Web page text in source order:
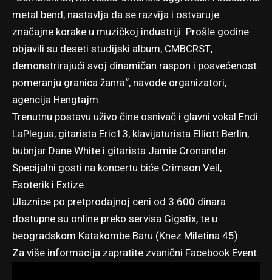
metal bend, nastavlja da se razvija i ostvaruje
značajne korake u muzičkoj industriji. Prošle godine
objavili su deseti studijski album, CMBCRST,
demonstrirajući svoj dinamičan raspon i posvećenost
pomeranju granica žanra“, navode organizatori,
agencija Hengtajm.
Trenutnu postavu uživo čine osnivač i glavni vokal Endi
LaPlegua, gitarista Eric13, klavijaturista Elliott Berlin,
bubnjar Dane White i gitarista Jamie Cronander.
Specijalni gosti na koncertu biće Crimson Veil,
Esoterik i Extize.
Ulaznice po pretprodajnoj ceni od 3.600 dinara
dostupne su online preko servisa Gigstix, te u
beogradskom Katakombe Baru (Knez Miletina 45).
Za više informacija zapratite zvanični Facebook Event.